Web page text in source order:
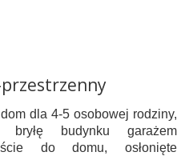
dla 4-5 osobowej rodziny,
budynku garażem
do domu, osłonięte